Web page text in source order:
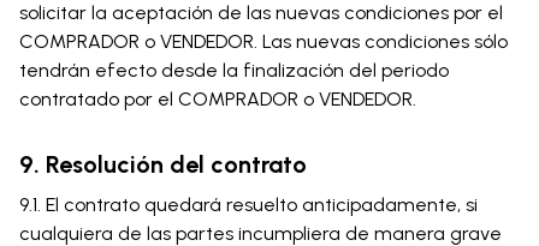
solicitar la aceptación de las nuevas condiciones por el
COMPRADOR o VENDEDOR. Las nuevas condiciones sólo
tendrán efecto desde la finalización del periodo
contratado por el COMPRADOR o VENDEDOR.
9. Resolución del contrato
9.1. El contrato quedará resuelto anticipadamente, si
cualquiera de las partes incumpliera de manera grave